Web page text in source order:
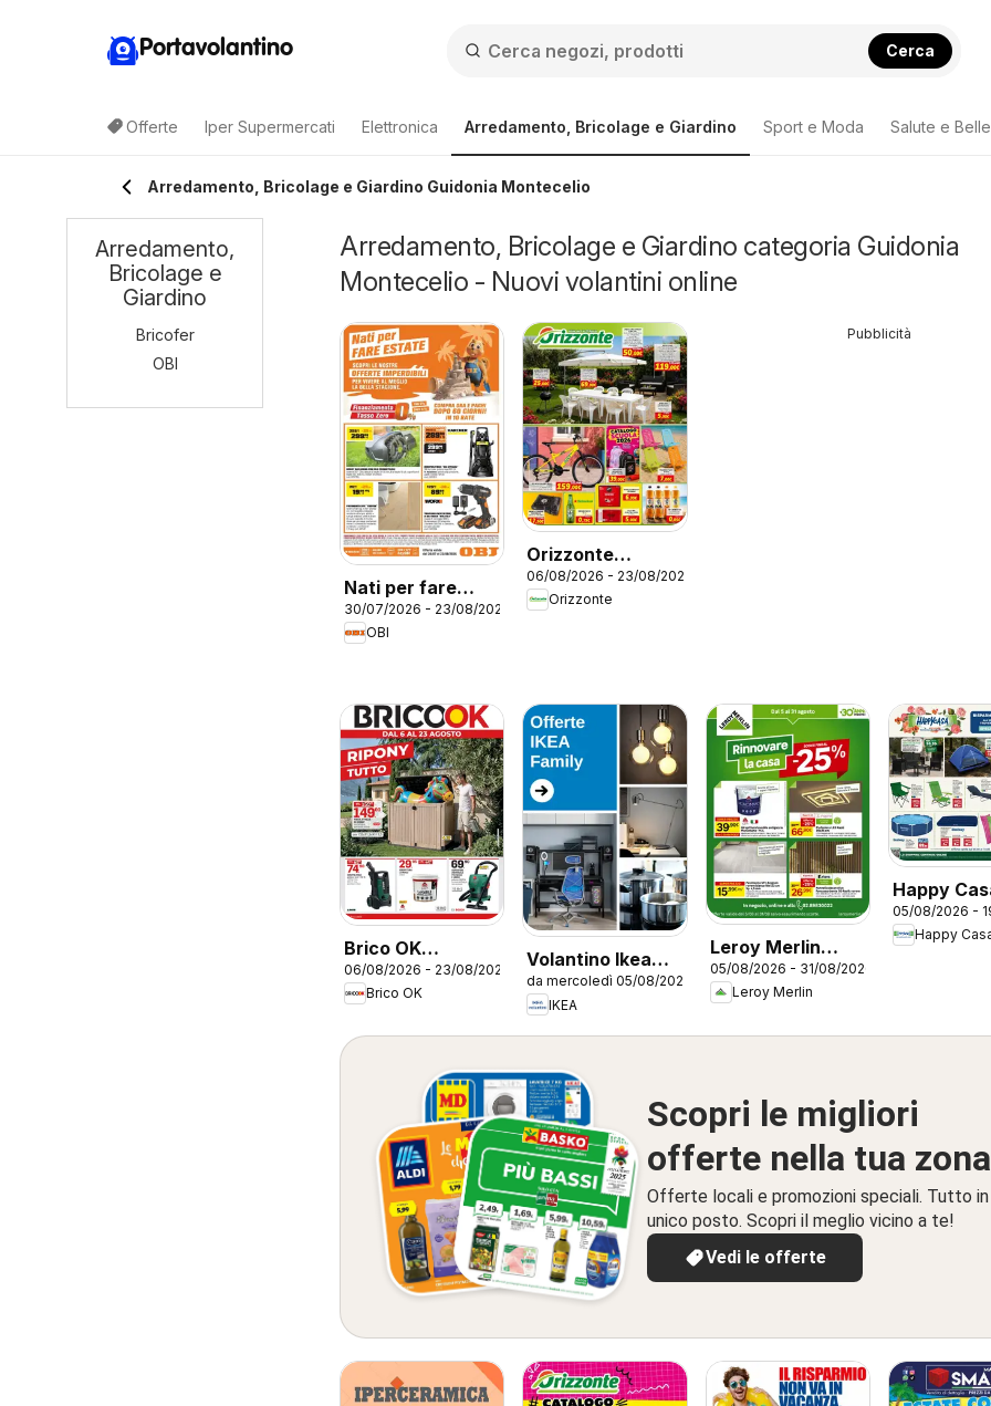
Portavolantino Cerca
Offerte Iper Supermercati Elettronica Arredamento, Bricolage e Giardino Sport e Moda Salute e
Arredamento, Bricolage e Giardino Guidonia Montecelio
Arredamento, Bricolage e Giardino categoria Guidonia
Montecelio - Nuovi volantini online
Nati per fare
estate
30/07/2026 - 23/08/2026
OBI
Orizzonte
volantino
06/08/2026 - 23/08/2026
Orizzonte
Pubblicità
Brico OK
volantino
06/08/2026 - 23/08/2026
Brico OK
Volantino Ikea
Family
da mercoledì 05/08/2026
IKEA
Leroy Merlin
catalogo
05/08/2026 - 31/08/2026
Leroy Merlin
Happy
volantino
05/08/2026 -
Happy
Scopri le migliori
offerte nella tua zona
Offerte locali e promozioni speciali. Tutto in
unico posto. Scopri il meglio vicino a te!
Vedi le offerte
Arredamento,
Bricolage e
Giardino
Bricofer
OBI